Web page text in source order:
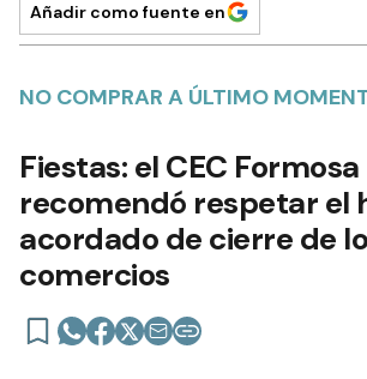
Añadir como fuente en
NO COMPRAR A ÚLTIMO
Fiestas: el CEC Formosa
recomendó respetar el
acordado de cierre de
comercios